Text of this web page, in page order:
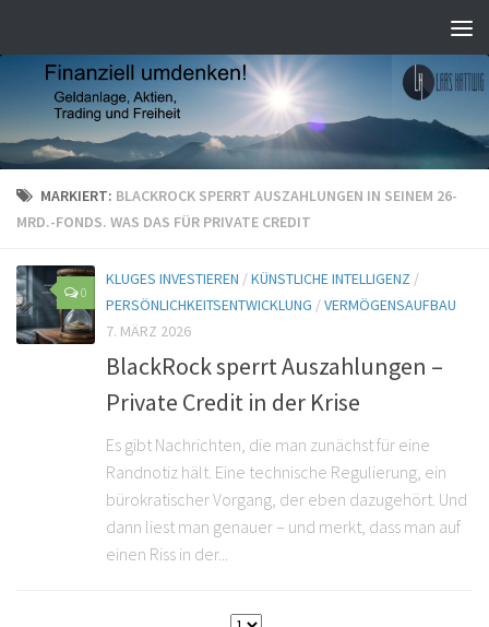
MARKIERT: BLACKROCK SPERRT AUSZAHLUNGEN IN SEINEM 26-
MRD.-FONDS. WAS DAS FÜR PRIVATE CREDIT
0
KLUGES INVESTIEREN /KÜNSTLICHE INTELLIGENZ /
PERSÖNLICHKEITSENTWICKLUNG /VERMÖGENSAUFBAU
7. MÄRZ 2026
BlackRock sperrt Auszahlungen –
Private Credit in der Krise
Es gibt Nachrichten, die man zunächst für eine
Randnotiz hält. Eine technische Regulierung, ein
bürokratischer Vorgang, der eben dazugehört. Und
dann liest man genauer – und merkt, dass man auf
einen Riss in der...